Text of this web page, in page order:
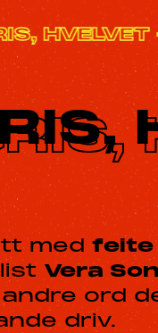
med feite
Vera
ord
driv.